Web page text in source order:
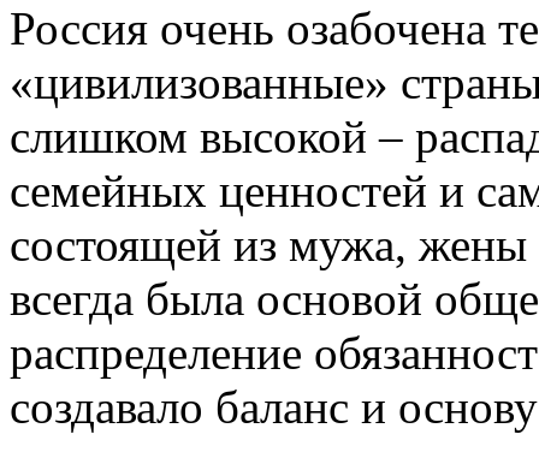
Россия очень озабочена
«цивилизованные»
слишком высокой –
семейных ценностей и
состоящей из мужа,
всегда была основой
распределение
создавало баланс и